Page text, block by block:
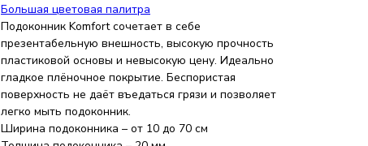
Большая цветовая палитра
Подоконник Komfort сочетает в себе
презентабельную внешность, высокую прочность
пластиковой основы и невысокую цену. Идеально
гладкое плёночное покрытие. Беспористая
поверхность не даёт въедаться грязи и позволяет
легко мыть подоконник.
Ширина подоконника – от 10 до 70 см